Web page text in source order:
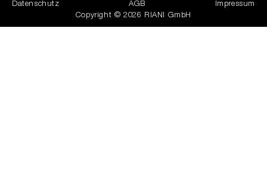
Datenschutz AGB
Impressum
Copyright © 2026 RIANI GmbH